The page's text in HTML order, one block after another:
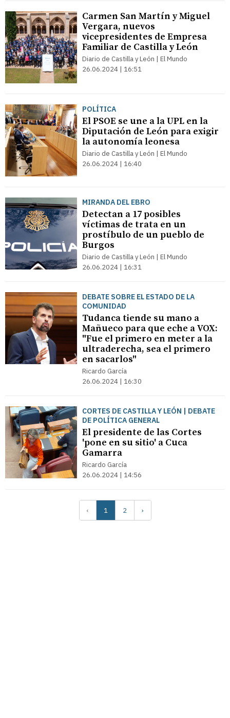
Carmen San Martín y Miguel
Vergara, nuevos
vicepresidentes de Empresa
Familiar de Castilla y León
Diario de Castilla y León | El Mundo
26.06.2024 | 16:51
POLÍTICA
El PSOE se une a la UPL en la
Diputación de León para exigir
la autonomía leonesa
Diario de Castilla y León | El Mundo
26.06.2024 | 16:40
MIRANDA DEL EBRO
Detectan a 17 posibles
víctimas de trata en un
prostíbulo de un pueblo de
Burgos
Diario de Castilla y León | El Mundo
26.06.2024 | 16:31
DEBATE SOBRE EL ESTADO DE LA
COMUNIDAD
Tudanca tiende su mano a
Mañueco para que eche a VOX:
"Fue el primero en meter a la
ultraderecha, sea el primero
en sacarlos"
Ricardo García
26.06.2024 | 16:30
CORTES DE CASTILLA Y LEÓN | DEBATE
DE POLÍTICA GENERAL
El presidente de las Cortes
'pone en su sitio' a Cuca
Gamarra
Ricardo García
26.06.2024 | 14:56
‹ 1 2 ›